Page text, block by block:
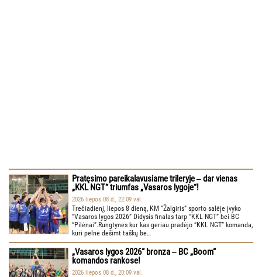
Pratęsimo pareikalavusiame trileryje ‒ dar vienas
„KKL NGT“ triumfas „Vasaros lygoje“!
2026 liepos 08 d., 22:09 val.
Trečiadienį, liepos 8 dieną, KM “Žalgiris” sporto salėje įvyko
“Vasaros lygos 2026” Didysis finalas tarp “KKL NGT” bei BC
“Pilėnai”.Rungtynes kur kas geriau pradėjo “KKL NGT” komanda,
kuri pelnė dešimt taškų be…
„Vasaros lygos 2026“ bronza ‒ BC „Boom“
komandos rankose!
2026 liepos 08 d., 20:09 val.